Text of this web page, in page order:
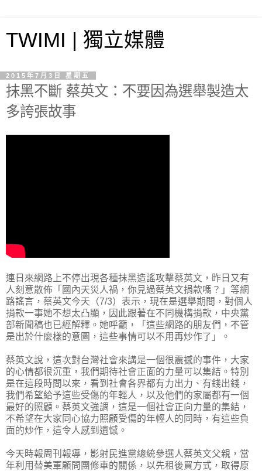
TWIMI | 獨立媒體
2015年7月3日 星期五
抹黑不斷 蔡英文：不要因為選舉製造太
多誇張故事
連日來網路上不停出現各種抹黑造謠攻擊蔡英文，昨日又有
人刻意散佈「國內天災人禍，你見過蔡英文捐款嗎？」等網
路謠言，蔡英文今天（7/3）表示，現在是選舉期間，對個人
捐款一事她不想太凸顯，因此跟著在不同機構捐款，中央黨
部新聞稿也已經解釋。她呼籲，「這些網路的朋友們，不管
是出於什麼樣的意圖，這些事情可以不用再炒作了」。
蔡英文說，這次對台灣社會來講是一個很震撼的事件，大家
的心情都很沉重，我們期待社會正面的力量可以集結。特別
是在這段時間以來，看到社會各界都有力出力、有錢出錢，
我們希望給予這些受傷的年輕人，以及他們的家屬都有一個
最好的照顧。蔡英文強調，這是一個社會正向力量的集結，
不希望在大家同心協力照顧受傷的年輕人的同時，有這些負
面的炒作，這令人感到遺憾。
今天時報周刊報導，影射民進黨總統參選人蔡英文父親，當
年利用替美軍顧問團修車的關係，以先租後買方式，取得原